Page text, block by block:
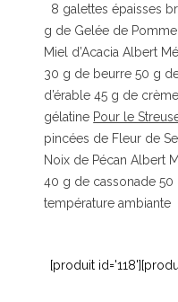
Assiette froide de
courge au zaatar
Fondante et légèrement
la courge se déguste ici en
simplicité en salade froide
relevé d'une touche...
8 galettes épaisses
g de Gelée de
Miel d’Acacia Albert
30 g de beurre 50 g
d’érable 45 g de
gélatine Pour le
pincées de Fleur de
Noix de Pécan Albert
40 g de cassonade 50
température ambiante
[produit